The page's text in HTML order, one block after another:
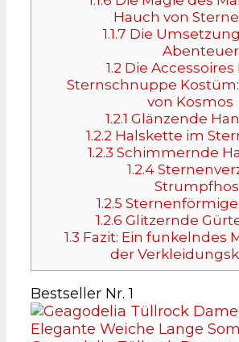
Hauch von
1.1.7 Die
Abenteuer
1.2 Die Accessoires
Sternschnuppe
von Kosmos
1.2.1 Glänzende
1.2.2 Halskette im
1.2.3 Schimmernde
1.2.4
1.2.5
1.2.6 Glitzernde
1.3 Fazit: Ein funkelndes
der
Bestseller Nr. 1